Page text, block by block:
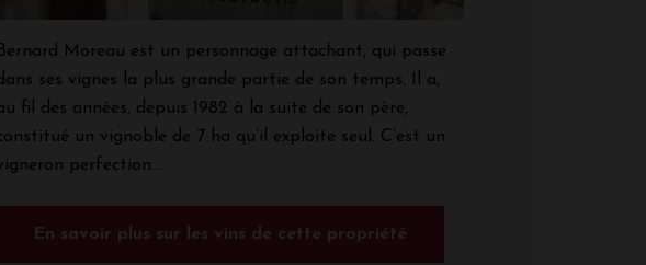
Moreau est un personnage attachant, qui passe
ses vignes la plus grande partie de son temps. Il a,
fil des années, depuis 1982 à la suite de son père,
un vignoble de 7 ha qu’il exploite seul. C’est un
perfection...
En savoir plus sur les vins de cette propriété